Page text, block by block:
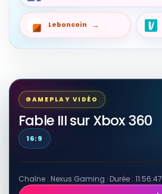
Leboncoin
GAMEPLAY VIDÉO
Fable III sur Xbox 360
16:9
Chaîne : Nexus Gaming · Durée : 11:56:47